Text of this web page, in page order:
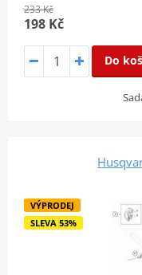
233 Kč
198 Kč
Do
VÝPRODEJ
SLEVA 53%